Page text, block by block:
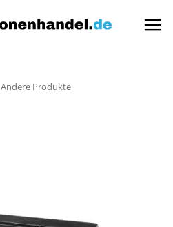
Andere Produkte